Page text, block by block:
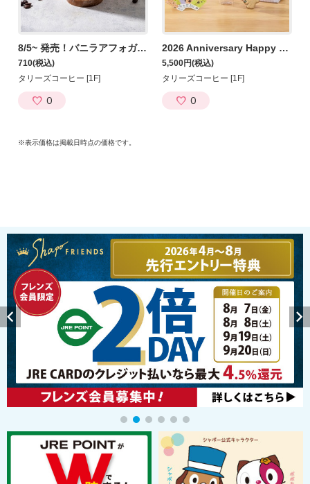
8/5~ 発売！バニラアフォガードシェイク―ル
710(税込)
タリーズコーヒー [1F]
0
2026 Anniversary Happy Bag
5,500円(税込)
タリーズコーヒー [1F]
0
※表示価格は掲載日時点の価格です。